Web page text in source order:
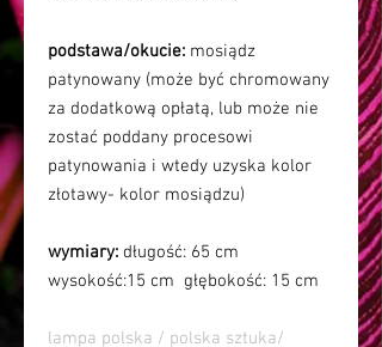
podstawa/okucie: mosiądz
patynowany (może być chromowany
za dodatkową opłatą, lub może nie
zostać poddany procesowi
patynowania i wtedy uzyska kolor
złotawy- kolor mosiądzu)
wymiary: długość: 65 cm
wysokość:15 cm głębokość: 15 cm
lampa polska / polska sztuka/